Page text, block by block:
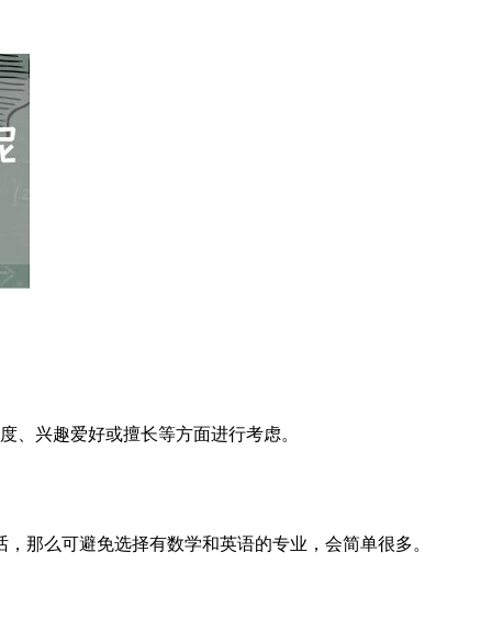
、兴趣爱好或擅长等方面进行考虑。
那么可避免选择有数学和英语的专业，会简单很多。